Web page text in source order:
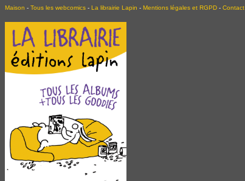
Maison - Tous les webcomics - La librairie Lapin - Mentions légales et RGPD - Contact